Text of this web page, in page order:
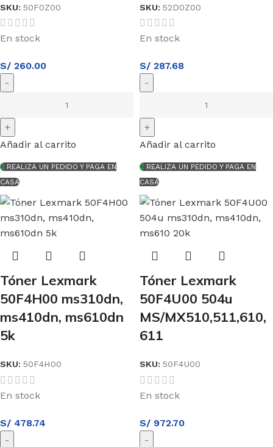
SKU: 50F0Z00
En stock
S/ 260.00
Añadir al carrito
REALIZA UN PEDIDO Y PAGA EN
CASA
SKU: 52D0Z00
En stock
S/ 287.68
Añadir al carrito
REALIZA UN PEDIDO Y PAGA EN
CASA
Tóner Lexmark
50F4H00 ms310dn,
ms410dn, ms610dn
5k
SKU: 50F4H00
En stock
S/ 478.74
Tóner Lexmark
50F4U00 504u
MS/MX510,511,610,
611
SKU: 50F4U00
En stock
S/ 972.70